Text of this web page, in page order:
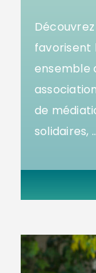
favorisent
ensemble
de
solidaires,